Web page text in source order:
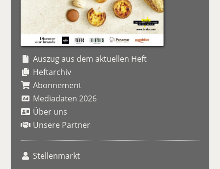
Auszug aus dem aktuellen Heft
Heftarchiv
Abonnement
Mediadaten 2026
Über uns
Unsere Partner
Stellenmarkt